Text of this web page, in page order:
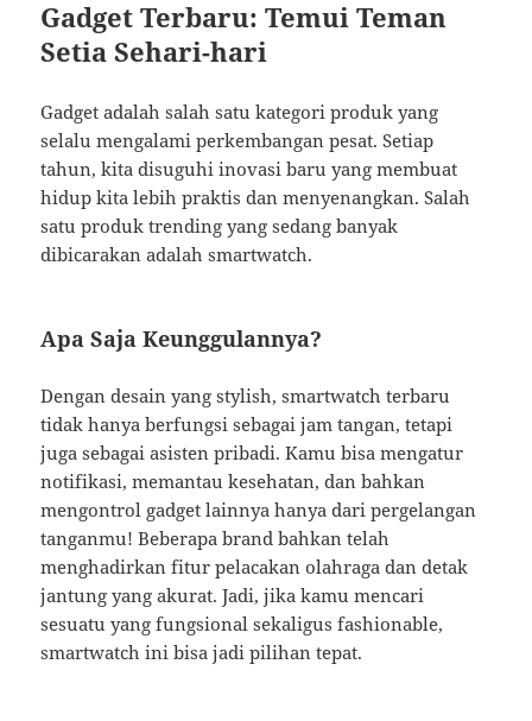
Gadget Terbaru: Temui Teman
Setia Sehari-hari
Gadget adalah salah satu kategori produk yang
selalu mengalami perkembangan pesat. Setiap
tahun, kita disuguhi inovasi baru yang membuat
hidup kita lebih praktis dan menyenangkan. Salah
satu produk trending yang sedang banyak
dibicarakan adalah smartwatch.
Apa Saja Keunggulannya?
Dengan desain yang stylish, smartwatch terbaru
tidak hanya berfungsi sebagai jam tangan, tetapi
juga sebagai asisten pribadi. Kamu bisa mengatur
notifikasi, memantau kesehatan, dan bahkan
mengontrol gadget lainnya hanya dari pergelangan
tanganmu! Beberapa brand bahkan telah
menghadirkan fitur pelacakan olahraga dan detak
jantung yang akurat. Jadi, jika kamu mencari
sesuatu yang fungsional sekaligus fashionable,
smartwatch ini bisa jadi pilihan tepat.